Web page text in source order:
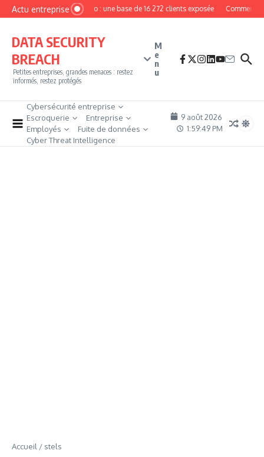
Aller au contenu
Actu entrepriseMyPhoto : une base de 16 272 clients exposée Comment
DATA SECURITY
BREACH
Petites entreprises, grandes menaces : restez
informés, restez protégés
M
e
n
u
Cybersécurité entreprise
Escroquerie
Entreprise
Employés
Fuite de données
Cyber Threat Intelligence
9 août 2026
1:59:49 PM
Accueil / stels